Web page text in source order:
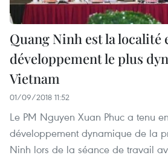
Quang Ninh est la localité
développement le plus
Vietnam
01/09/2018 11:52
Le PM Nguyen Xuan Phuc a tenu
développement dynamique de la
Ninh lors de la séance de travail